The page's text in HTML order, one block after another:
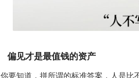
偏见才是最值钱的资产
你要知道，拼所谓的标准答案，人是比